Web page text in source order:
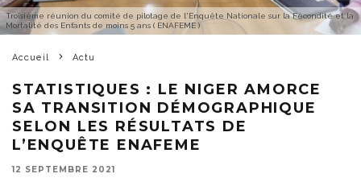
Troisième réunion du comité de pilotage de l'Enquête Nationale sur la Fécondité et la
Mortalité des Enfants de moins 5 ans ( ENAFEME )
Accueil Actu
STATISTIQUES : LE NIGER AMORCE
SA TRANSITION DÉMOGRAPHIQUE
SELON LES RÉSULTATS DE
L’ENQUÊTE ENAFEME
12 SEPTEMBRE 2021